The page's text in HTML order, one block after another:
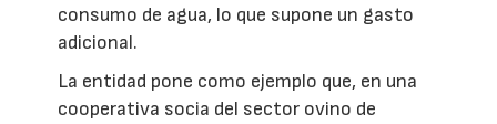
consumo de agua, lo que supone un gasto
adicional.
La entidad pone como ejemplo que, en una
cooperativa socia del sector ovino de